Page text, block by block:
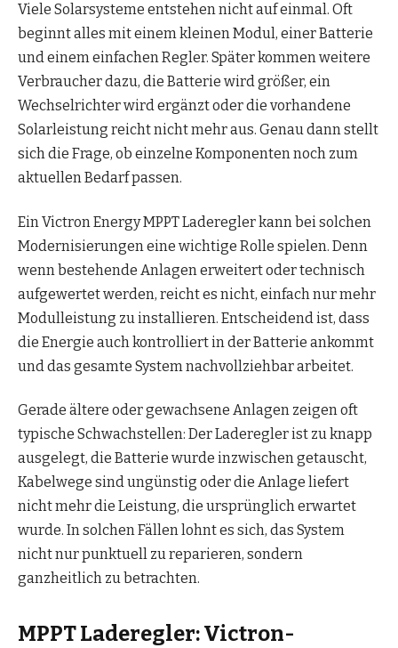
Viele Solarsysteme entstehen nicht auf einmal. Oft
beginnt alles mit einem kleinen Modul, einer Batterie
und einem einfachen Regler. Später kommen weitere
Verbraucher dazu, die Batterie wird größer, ein
Wechselrichter wird ergänzt oder die vorhandene
Solarleistung reicht nicht mehr aus. Genau dann stellt
sich die Frage, ob einzelne Komponenten noch zum
aktuellen Bedarf passen.
Ein Victron Energy MPPT Laderegler kann bei solchen
Modernisierungen eine wichtige Rolle spielen. Denn
wenn bestehende Anlagen erweitert oder technisch
aufgewertet werden, reicht es nicht, einfach nur mehr
Modulleistung zu installieren. Entscheidend ist, dass
die Energie auch kontrolliert in der Batterie ankommt
und das gesamte System nachvollziehbar arbeitet.
Gerade ältere oder gewachsene Anlagen zeigen oft
typische Schwachstellen: Der Laderegler ist zu knapp
ausgelegt, die Batterie wurde inzwischen getauscht,
Kabelwege sind ungünstig oder die Anlage liefert
nicht mehr die Leistung, die ursprünglich erwartet
wurde. In solchen Fällen lohnt es sich, das System
nicht nur punktuell zu reparieren, sondern
ganzheitlich zu betrachten.
MPPT Laderegler: Victron-